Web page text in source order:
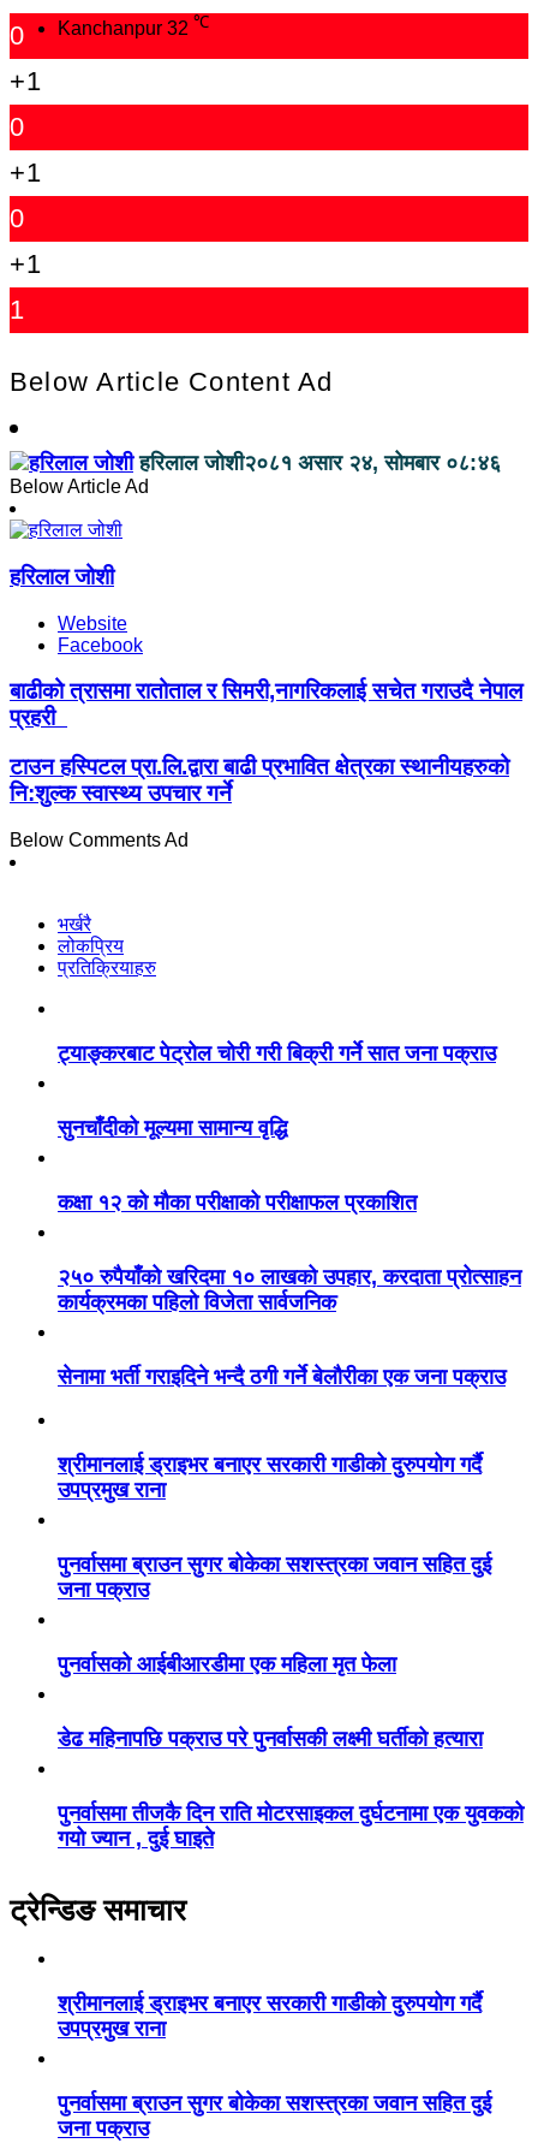
Kanchanpur 32 ℃
0
+1
0
+1
0
+1
1
Below Article Content Ad
हरिलाल जोशी२०८१ असार २४, सोमबार ०८:४६
Below Article Ad
हरिलाल जोशी
Website
Facebook
बाढीको त्रासमा रातोताल र सिमरी,नागरिकलाई सचेत गराउदै नेपाल
प्रहरी
टाउन हस्पिटल प्रा.लि.द्वारा बाढी प्रभावित क्षेत्रका स्थानीयहरुको
नि:शुल्क स्वास्थ्य उपचार गर्ने
Below Comments Ad
भर्खरै
लोकप्रिय
प्रतिक्रियाहरु
ट्याङ्करबाट पेट्रोल चोरी गरी बिक्री गर्ने सात जना पक्राउ
सुनचाँदीको मूल्यमा सामान्य वृद्धि
कक्षा १२ को मौका परीक्षाको परीक्षाफल प्रकाशित
२५० रुपैयाँको खरिदमा १० लाखको उपहार, करदाता प्रोत्साहन
कार्यक्रमका पहिलो विजेता सार्वजनिक
सेनामा भर्ती गराइदिने भन्दै ठगी गर्ने बेलौरीका एक जना पक्राउ
श्रीमानलाई ड्राइभर बनाएर सरकारी गाडीको दुरुपयोग गर्दै
उपप्रमुख राना
पुनर्वासमा ब्राउन सुगर बोकेका सशस्त्रका जवान सहित दुई
जना पक्राउ
पुनर्वासको आईबीआरडीमा एक महिला मृत फेला
डेढ महिनापछि पक्राउ परे पुनर्वासकी लक्ष्मी घर्तीको हत्यारा
पुनर्वासमा तीजकै दिन राति मोटरसाइकल दुर्घटनामा एक युवकको
गयो ज्यान , दुई घाइते
ट्रेन्डिङ समाचार
श्रीमानलाई ड्राइभर बनाएर सरकारी गाडीको दुरुपयोग गर्दै
उपप्रमुख राना
पुनर्वासमा ब्राउन सुगर बोकेका सशस्त्रका जवान सहित दुई
जना पक्राउ